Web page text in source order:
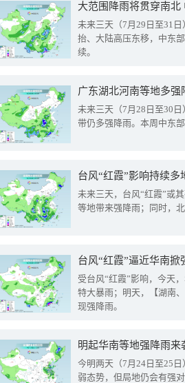
大范围降雨将贯穿南
未来三天（7月29日至31
抬、大陆高压东移，中东
续。
广东湖北河南等地多
未来三天（7月28日至30
带仍多强降雨。本周中东
台风“红霞”影响持续
未来三天，台风“红霞”或
等地带来强降雨；同时，
台风“红霞”逼近华南
受台风“红霞”影响，今天
特大暴雨；明天，【湖南
现强降雨。
明起华南等地强降雨
今明两天（7月24日至25
弱态势，但局地仍会有强